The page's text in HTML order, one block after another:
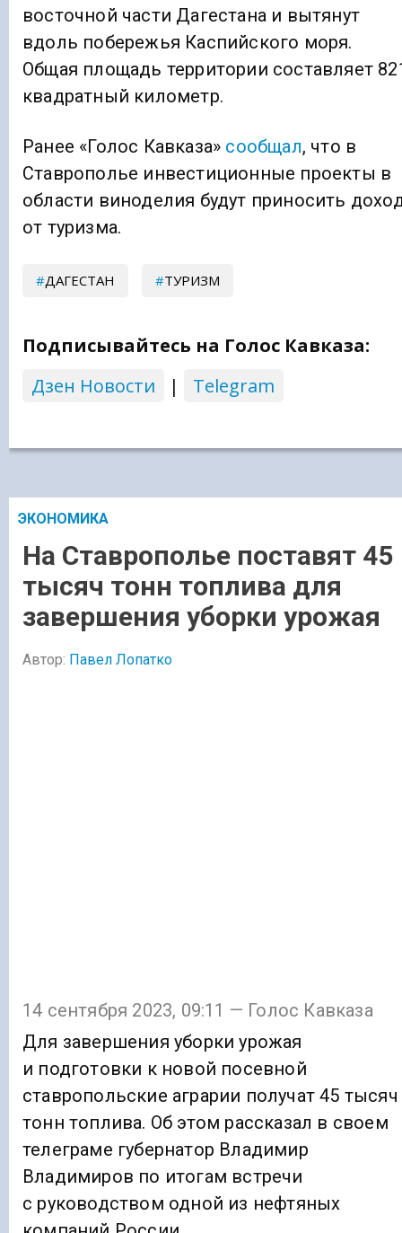
восточной части Дагестана и вытянут
вдоль побережья Каспийского моря.
Общая площадь территории составляет
квадратный километр.
Ранее «Голос Кавказа» сообщал, что в
Ставрополье инвестиционные проекты в
области виноделия будут приносить
от туризма.
ДАГЕСТАН ТУРИЗМ
Подписывайтесь на Голос Кавказа:
Дзен Новости
| Telegram
ЭКОНОМИКА
На Ставрополье поставят 45
тысяч тонн топлива для
завершения уборки урожая
Автор: Павел Лопатко
14 сентября 2023, 09:11 — Голос Кавказа
Для завершения уборки урожая
и подготовки к новой посевной
ставропольские аграрии получат 45 тысяч
тонн топлива. Об этом рассказал в своем
телеграме губернатор Владимир
Владимиров по итогам встречи
с руководством одной из нефтяных